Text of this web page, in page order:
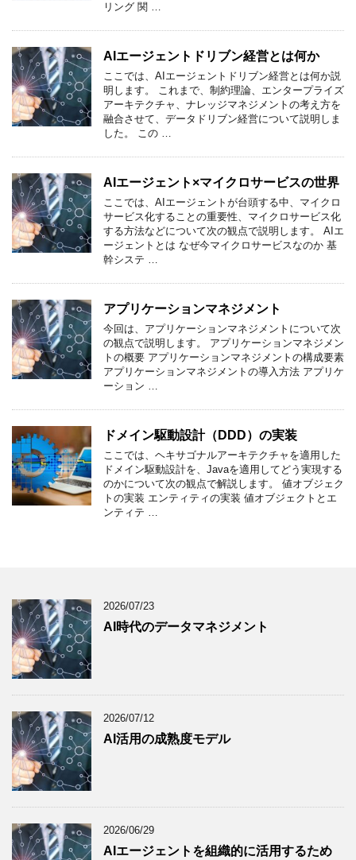
リング 関 …
AIエージェントドリブン経営とは何か
ここでは、AIエージェントドリブン経営とは何か説
明します。 これまで、制約理論、エンタープライズ
アーキテクチャ、ナレッジマネジメントの考え方を
融合させて、データドリブン経営について説明しま
した。 この …
AIエージェント×マイクロサービスの世界
ここでは、AIエージェントが台頭する中、マイクロ
サービス化することの重要性、マイクロサービス化
する方法などについて次の観点で説明します。 AIエ
ージェントとは なぜ今マイクロサービスなのか 基
幹システ …
アプリケーションマネジメント
今回は、アプリケーションマネジメントについて次
の観点で説明します。 アプリケーションマネジメン
トの概要 アプリケーションマネジメントの構成要素
アプリケーションマネジメントの導入方法 アプリケ
ーション …
ドメイン駆動設計（DDD）の実装
ここでは、ヘキサゴナルアーキテクチャを適用した
ドメイン駆動設計を、Javaを適用してどう実現する
のかについて次の観点で解説します。 値オブジェク
トの実装 エンティティの実装 値オブジェクトとエ
ンティテ …
2026/07/23
AI時代のデータマネジメント
2026/07/12
AI活用の成熟度モデル
2026/06/29
AIエージェントを組織的に活用するため